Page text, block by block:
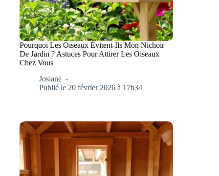
Pourquoi Les Oiseaux Évitent-Ils Mon Nichoir
De Jardin ? Astuces Pour Attirer Les Oiseaux
Chez Vous
Josiane
Publié le 20 février 2026 à 17h34